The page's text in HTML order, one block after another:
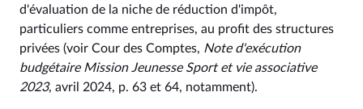
d'évaluation de la niche de réduction d'impôt,
particuliers comme entreprises, au profit des structures
privées (voir Cour des Comptes, Note d'exécution
budgétaire Mission Jeunesse Sport et vie associative
2023, avril 2024, p. 63 et 64, notamment).